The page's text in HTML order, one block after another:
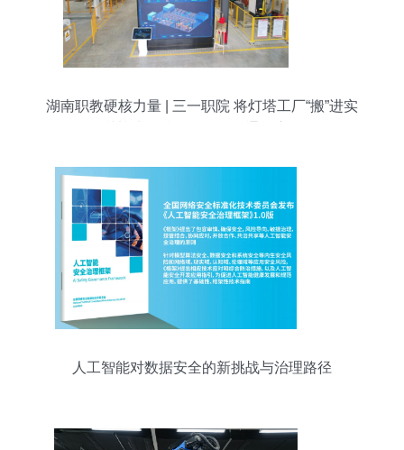
湖南职教硬核力量 | 三一职院 将灯塔工厂“搬”进实
人工智能对数据安全的新挑战与治理路径